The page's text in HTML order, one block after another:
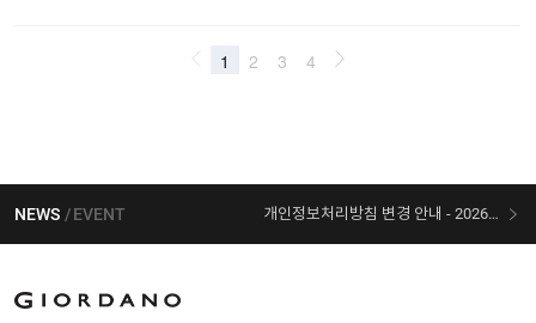
NEWS EVENT 개인정보처리방침 변경 안내 - 2026/07/30 시행